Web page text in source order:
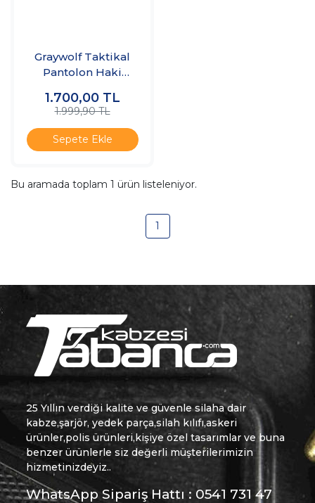
Graywolf Taktikal
Pantolon Haki
1.700,00 TL
1.999,90 TL
Sepete Ekle
Bu aramada toplam 1 ürün listeleniyor.
1
25 Yıllın verdiği kalite ve güvenle silaha dair
kabze,şarjör, yedek parça,silah kılıfı,askeri
ürünler,polis ürünleri,kişiye özel tasarımlar ve buna
benzer ürünlerle siz değerli müşterilerimizin
hizmetinizdeyiz..
WhatsApp Sipariş Hattı : 0541 731 47